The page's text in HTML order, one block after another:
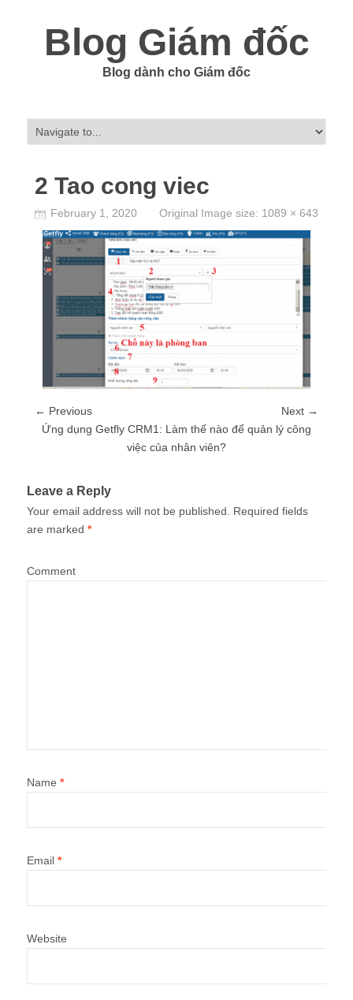
Blog Giám đốc
Blog dành cho Giám đốc
2 Tao cong viec
February 1, 2020 Original Image size: 1089 × 643
← Previous
Next →
Ứng dụng Getfly CRM1: Làm thế nào để quản lý công
việc của nhân viên?
Leave a Reply
Your email address will not be published.
Required fields
are marked *
Comment
Name *
Email *
Website